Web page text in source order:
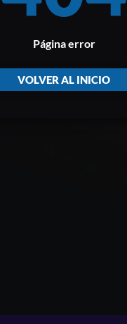
Página error
VOLVER AL INICIO